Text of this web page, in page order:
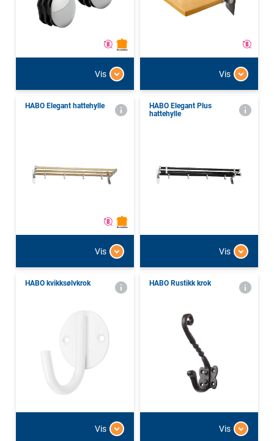
Vis Vis
HABO Elegant hattehylle
Vis
HABO Elegant Plus
hattehylle
Vis
HABO kvikksølvkrok
Vis
HABO Rustikk krok
Vis